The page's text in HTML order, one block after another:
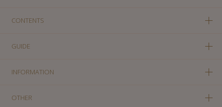
CONTENTS
GUIDE
INFORMATION
OTHER